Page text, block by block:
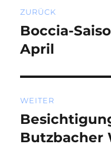
ZURÜCK
Vorheriger
Beitrag:
Boccia-
April
WEITER
Nächster
Beitrag:
Butzbacher